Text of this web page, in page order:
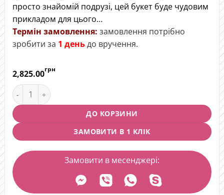
просто знайомій подрузі, цей букет буде чудовим
прикладом для цього…
Термін замовлення: замовлення потрібно
зробити за 1 деньдо вручення.
2,825.00грн
Букет "Квітковий абзац" quantity
ДО КОРЗИНИ
ЗАМОВИТИ В 1 КЛІК
Замовити в месенджері: